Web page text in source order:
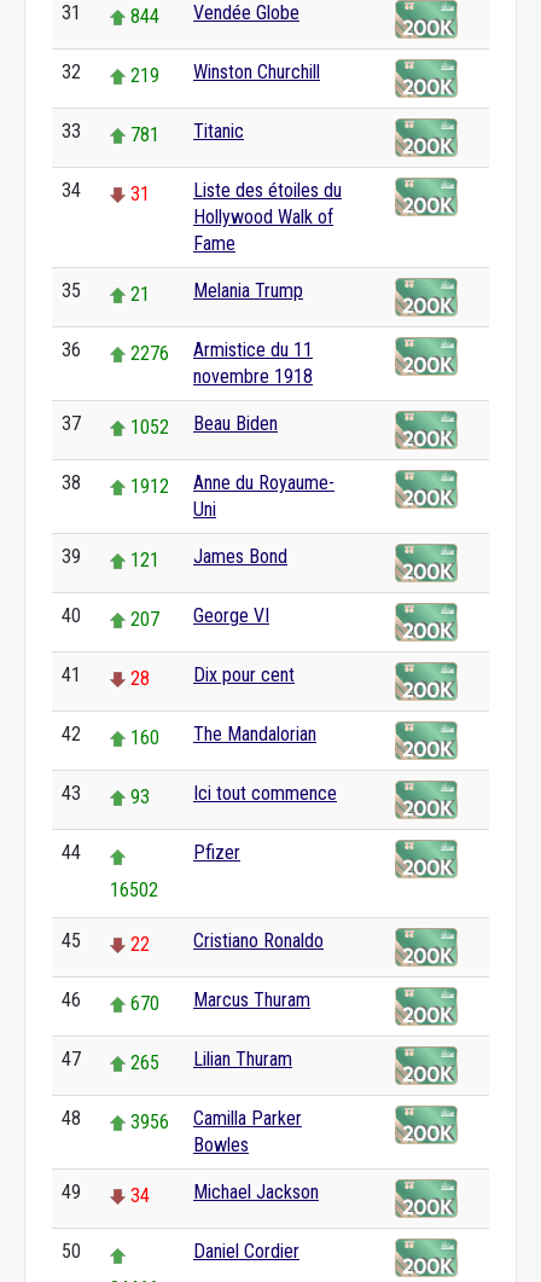
31 844 Vendée Globe
32 219 Winston Churchill
33 781 Titanic
34 31
Liste des étoiles du
Hollywood Walk of
Fame
35 21 Melania Trump
36 2276
Armistice du 11
novembre 1918
37 1052 Beau Biden
38 1912
Anne du Royaume-
Uni
39 121 James Bond
40 207 George VI
41 28 Dix pour cent
42 160 The Mandalorian
43 93 Ici tout commence
44
16502
Pfizer
45 22 Cristiano Ronaldo
46 670 Marcus Thuram
47 265 Lilian Thuram
48 3956
Camilla Parker
Bowles
49 34 Michael Jackson
50
Daniel Cordier